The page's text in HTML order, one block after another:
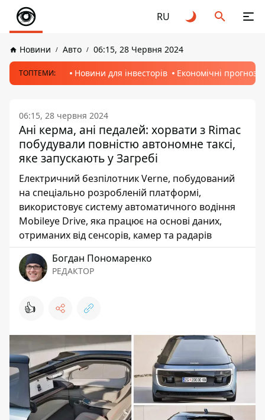
RU
Новини Авто 06:15, 28 Червня 2024
ТОПТЕМИ: Новини для інвесторів Економічні прогнози
06:15, 28 червня 2024
Ані керма, ані педалей: хорвати з Rimac
побудували повністю автономне таксі,
яке запускають у Загребі
Електричний безпілотник Verne, побудований
на спеціально розробленій платформі,
використовує систему автоматичного водіння
Mobileye Drive, яка працює на основі даних,
отриманих від сенсорів, камер та радарів
Богдан Пономаренко
РЕДАКТОР
👍